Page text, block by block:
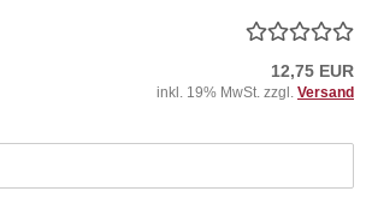
12,75 EUR
inkl. 19% MwSt. zzgl. Versand